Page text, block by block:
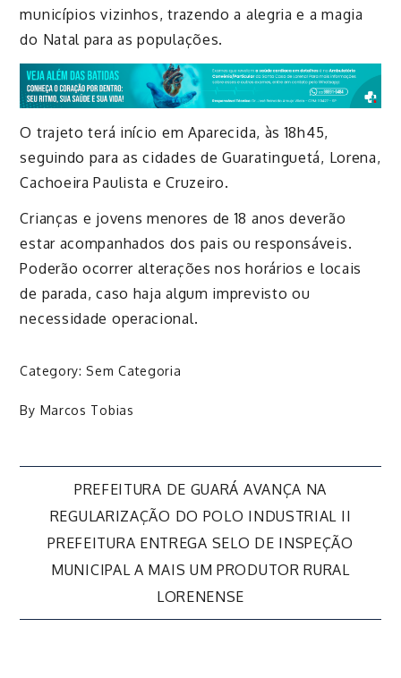
municípios vizinhos, trazendo a alegria e a magia
do Natal para as populações.
O trajeto terá início em Aparecida, às 18h45,
seguindo para as cidades de Guaratinguetá, Lorena,
Cachoeira Paulista e Cruzeiro.
Crianças e jovens menores de 18 anos deverão
estar acompanhados dos pais ou responsáveis.
Poderão ocorrer alterações nos horários e locais
de parada, caso haja algum imprevisto ou
necessidade operacional.
Category: Sem Categoria
By Marcos Tobias
Navegação
de
PREFEITURA DE GUARÁ AVANÇA NA
REGULARIZAÇÃO DO POLO INDUSTRIAL II
PREFEITURA ENTREGA SELO DE INSPEÇÃO
MUNICIPAL A MAIS UM PRODUTOR RURAL
LORENENSE